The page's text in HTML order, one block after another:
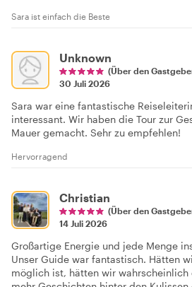
Sara ist einfach die Beste
Unknown
(Über den
30 Juli 2026
Sara war eine fantastische
interessant. Wir haben die Tour zur
Mauer gemacht. Sehr zu empfehlen!
Hervorragend
Christian
(Über den
14 Juli 2026
Großartige Energie und jede Menge
Unser Guide war fantastisch. Hätten
möglich ist, hätten wir wahrscheinlich